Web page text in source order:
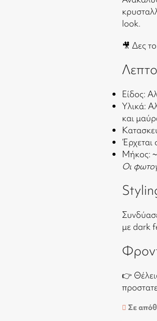
look.
🎥 Δες
Είδος:
Υλικά:
και
Μήκος:
Οι
με dark
👉
Σε